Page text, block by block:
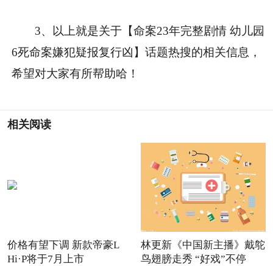
3、以上就是关于【命案23年完整剧情 幼儿园
6死命案嫌犯疑报复行凶】话题热搜的相关信息，
希望对大家有所帮助哈！
相关阅读
价格有望下调 新款帝豪L
Hi·P将于7月上市
林更新《中国新主播》戴鸵
鸟翅膀走秀 “好戏”不停